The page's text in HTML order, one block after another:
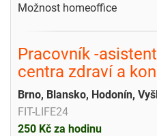
Možnost homeoffice
Pracovník -
centra zdraví a
Brno, Blansko, Hodonín,
FIT-LIFE24
250 Kč za hodinu